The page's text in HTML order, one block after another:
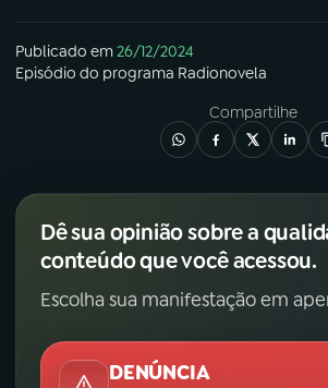
Publicado em26/12/2024
Episódio do programa Radionovela
Compartilhe
Dê sua opinião sobre a
conteúdo que você acessou.
Escolha sua manifestação em
DENÚNCIA